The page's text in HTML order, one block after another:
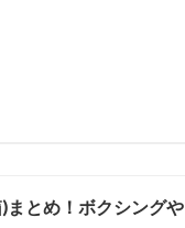
まとめ！ボクシングや